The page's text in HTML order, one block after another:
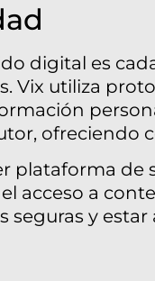
digital es
Vix utiliza
ofreciendo
plataforma
acceso a
seguras y